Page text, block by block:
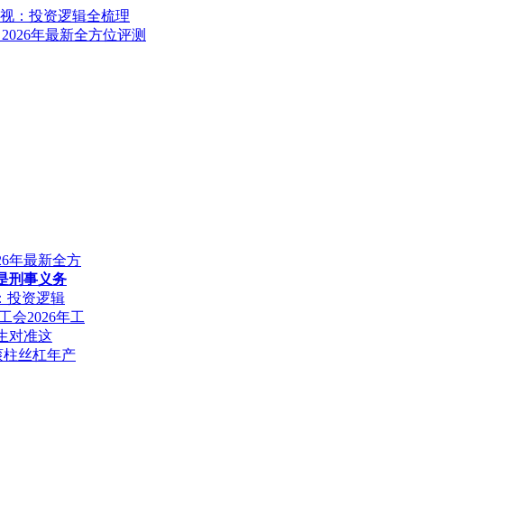
：投资逻辑全梳理
年最新全方位评测
年最新全方
刑事义务
投资逻辑
会2026年工
对准这
柱丝杠年产